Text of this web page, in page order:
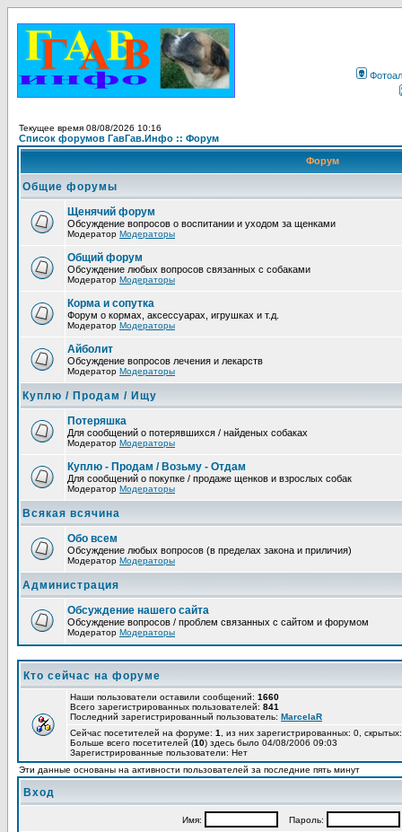
Текущее время 08/08/2026 10:16
Список форумов ГавГав.Инфо :: Форум
Форум
Общие форумы
Щенячий форум
Обсуждение вопросов о воспитании и уходом за щенками
Модератор Модераторы
Общий форум
Обсуждение любых вопросов связанных с собаками
Модератор Модераторы
Корма и сопутка
Форум о кормах, аксессуарах, игрушках и т.д.
Модератор Модераторы
Айболит
Обсуждение вопросов лечения и лекарств
Модератор Модераторы
Куплю / Продам / Ищу
Потеряшка
Для сообщений о потерявшихся / найденых собаках
Модератор Модераторы
Куплю - Продам / Возьму - Отдам
Для сообщений о покупке / продаже щенков и взрослых собак
Модератор Модераторы
Всякая всячина
Обо всем
Обсуждение любых вопросов (в пределах закона и приличия)
Модератор Модераторы
Администрация
Обсуждение нашего сайта
Обсуждение вопросов / проблем связанных с сайтом и форумом
Модератор Модераторы
Кто сейчас на форуме
Наши пользователи оставили сообщений: 1660
Всего зарегистрированных пользователей: 841
Последний зарегистрированный пользователь: MarcelaR
Сейчас посетителей на форуме: 1
, из них зарегистрированных: 0,
Больше всего посетителей (10) здесь было 04/08/2006 09:03
Зарегистрированные пользователи: Нет
Эти данные основаны на активности пользователей за последние пять минут
Вход
Имя: Пароль: